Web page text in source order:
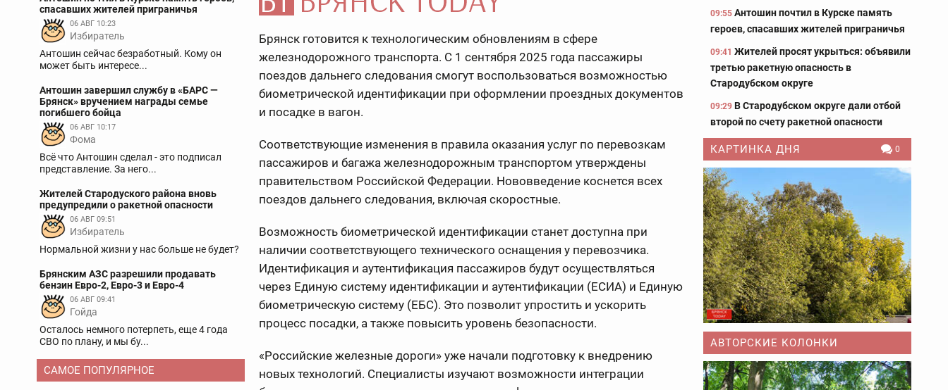
спасавших жителей приграничья
06 АВГ 10:23
Избиратель
Антошин сейчас безработный. Кому он
может быть интересе...
Антошин завершил службу в «БАРС —
Брянск» вручением награды семье
погибшего бойца
06 АВГ 10:17
Фома
Всё что Антошин сделал - это подписал
представление. За него...
Жителей Стародуского района вновь
предупредили о ракетной опасности
06 АВГ 09:51
Избиратель
Нормальной жизни у нас больше не будет?
Брянским АЗС разрешили продавать
бензин Евро-2, Евро-3 и Евро-4
06 АВГ 09:41
Гойда
Осталось немного потерпеть, еще 4 года
СВО по плану, и мы бу...
САМОЕ ПОПУЛЯРНОЕ
Брянск готовится к технологическим обновлениям в сфере
железнодорожного транспорта. С 1 сентября 2025 года пассажиры
поездов дальнего следования смогут воспользоваться возможностью
биометрической идентификации при оформлении проездных документов
и посадке в вагон.
Соответствующие изменения в правила оказания услуг по перевозкам
пассажиров и багажа железнодорожным транспортом утверждены
правительством Российской Федерации. Нововведение коснется всех
поездов дальнего следования, включая скоростные.
Возможность биометрической идентификации станет доступна при
наличии соответствующего технического оснащения у перевозчика.
Идентификация и аутентификация пассажиров будут осуществляться
через Единую систему идентификации и аутентификации (ЕСИА) и Единую
биометрическую систему (ЕБС). Это позволит упростить и ускорить
процесс посадки, а также повысить уровень безопасности.
«Российские железные дороги» уже начали подготовку к внедрению
новых технологий. Специалисты изучают возможности интеграции
09:55 Антошин почтил в Курске память
героев, спасавших жителей приграничья
09:41 Жителей просят укрыться: объявили
третью ракетную опасность в
Стародубском округе
09:29 В Стародубском округе дали отбой
второй по счету ракетной опасности
КАРТИНКА ДНЯ 0
АВТОРСКИЕ КОЛОНКИ